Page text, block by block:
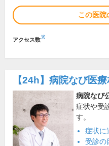
この医院
アクセス数※
【24h】 病院なび医
病院なび
症状や受
す。
症状に
受診の